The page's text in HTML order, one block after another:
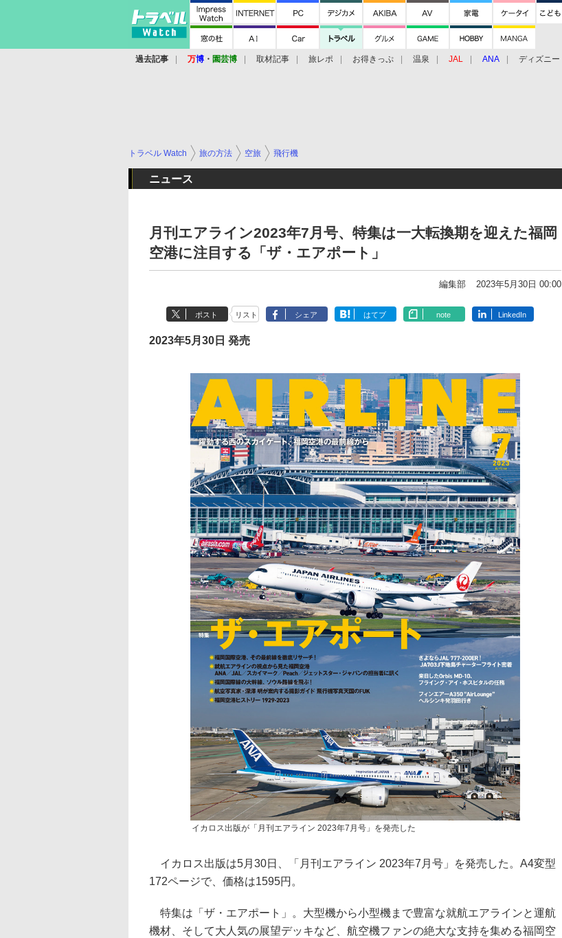
過去記事 万博 ・ 園芸博 取材記事 旅レポ お得きっぷ 温泉 JAL ANA ディズニー
トラベル Watch 旅の方法 空旅 飛行機
ニュース
月刊エアライン2023年7月号、特集は一大転換期を迎えた福岡
空港に注目する「ザ・エアポート」
編集部 2023年5月30日 00:00
ポスト リスト シェア はてブ note LinkedIn
2023年5月30日 発売
イカロス出版が「月刊エアライン 2023年7月号」を発売した
イカロス出版は5月30日、「月刊エアライン 2023年7月号」を発売した。A4変型
172ページで、価格は1595円。
特集は「ザ・エアポート」。大型機から小型機まで豊富な就航エアラインと運航
機材、そして大人気の展望デッキなど、航空機ファンの絶大な支持を集める福岡空